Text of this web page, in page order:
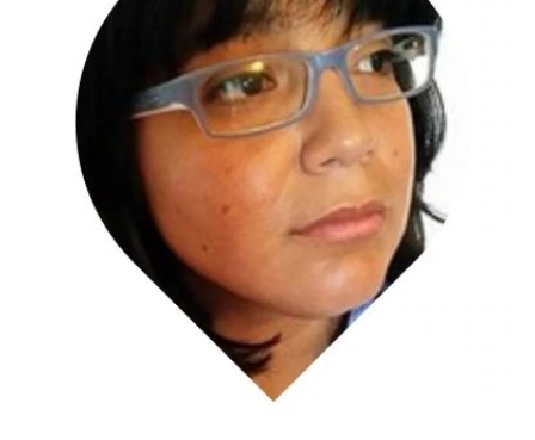
Jacopo Modesti
Esperto in Google e Facebook Ads e Seo